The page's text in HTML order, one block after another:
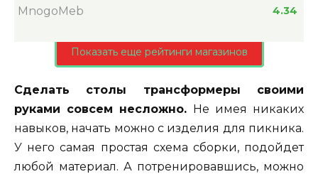
MnogoMeb 4.34
Показать еще рейтинги магазинов
Сделать столы трансформеры своими
руками совсем несложно. Не имея никаких
навыков, начать можно с изделия для пикника.
У него самая простая схема сборки, подойдет
любой материал. А потренировавшись, можно